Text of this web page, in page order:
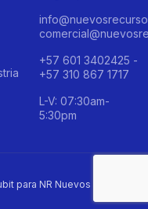
+57 601 3402425 -
+57 310 867 1717
L-V: 07:30am-
5:30pm
para NR Nuevos Recursos